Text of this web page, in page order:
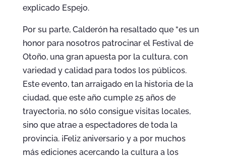
explicado Espejo.
Por su parte, Calderón ha resaltado que “es un
honor para nosotros patrocinar el Festival de
Otoño, una gran apuesta por la cultura, con
variedad y calidad para todos los públicos.
Este evento, tan arraigado en la historia de la
ciudad, que este año cumple 25 años de
trayectoria, no sólo consigue visitas locales,
sino que atrae a espectadores de toda la
provincia. ¡Feliz aniversario y a por muchos
más ediciones acercando la cultura a los